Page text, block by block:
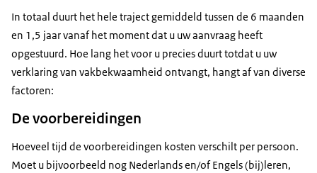
In totaal duurt het hele traject gemiddeld tussen de 6 maanden
en 1,5 jaar vanaf het moment dat u uw aanvraag heeft
opgestuurd. Hoe lang het voor u precies duurt totdat u uw
verklaring van vakbekwaamheid ontvangt, hangt af van diverse
factoren:
De voorbereidingen
Hoeveel tijd de voorbereidingen kosten verschilt per persoon.
Moet u bijvoorbeeld nog Nederlands en/of Engels (bij)leren,